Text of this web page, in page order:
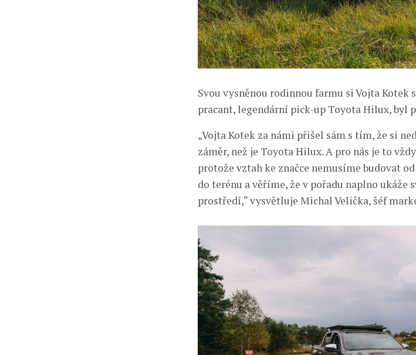
Svou vysněnou rodinnou farmu si Vojta Kotek
pracant, legendární pick-up Toyota Hilux, byl
„Vojta Kotek za námi přišel sám s tím, že si
záměr, než je Toyota Hilux. A pro nás je to
protože vztah ke značce nemusíme budovat
do terénu a věříme, že v pořadu naplno ukáže
prostředí,“ vysvětluje Michal Velička, šéf